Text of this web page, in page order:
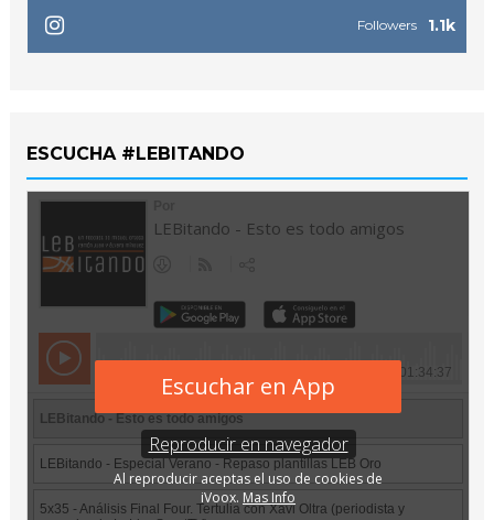
1.1k
Followers
ESCUCHA #LEBITANDO